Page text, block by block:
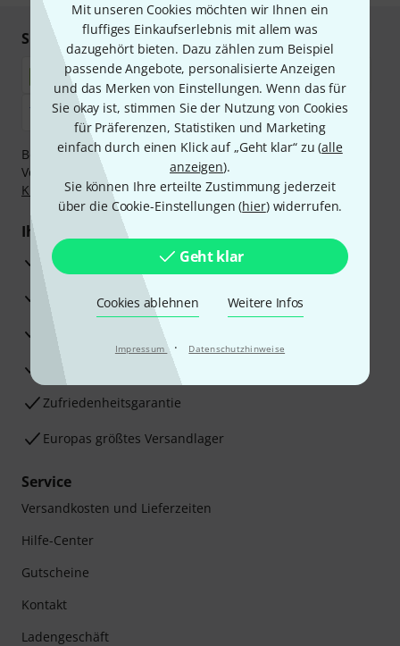
Mit unseren Cookies möchten wir Ihnen ein
fluffiges Einkaufserlebnis mit allem was
dazugehört bieten. Dazu zählen zum Beispiel
passende Angebote, personalisierte Anzeigen
und das Merken von Einstellungen. Wenn das für
Sie okay ist, stimmen Sie der Nutzung von Cookies
für Präferenzen, Statistiken und Marketing
einfach durch einen Klick auf „Geht klar“ zu (alle
anzeigen).
Sie können Ihre erteilte Zustimmung jederzeit
über die Cookie-Einstellungen (hier) widerrufen.
Geht klar
Cookies ablehnen Weitere Infos
Impressum · Datenschutzhinweise
Sicher einkaufen & bezahlen
Bezahlen Sie vertraulich und sicher per Nachnahme,
Vorkasse, PayPal, Amazon Pay,Klarna Sofort bezahlen
Klarna Ratenzahlungoder Kreditkarte.
Ihre Vorteile
3 Jahre Thomann Garantie
30 Tage Money-Back-Garantie
Beratung durch Fachexperten
Zufriedenheitsgarantie
Europas größtes Versandlager
Service
Versandkosten und Lieferzeiten
Hilfe-Center
Gutscheine
Kontakt
Ladengeschäft